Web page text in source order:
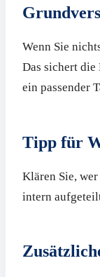
Wenn Sie
Das sichert die
ein passender
Tipp für
Klären Sie,
intern